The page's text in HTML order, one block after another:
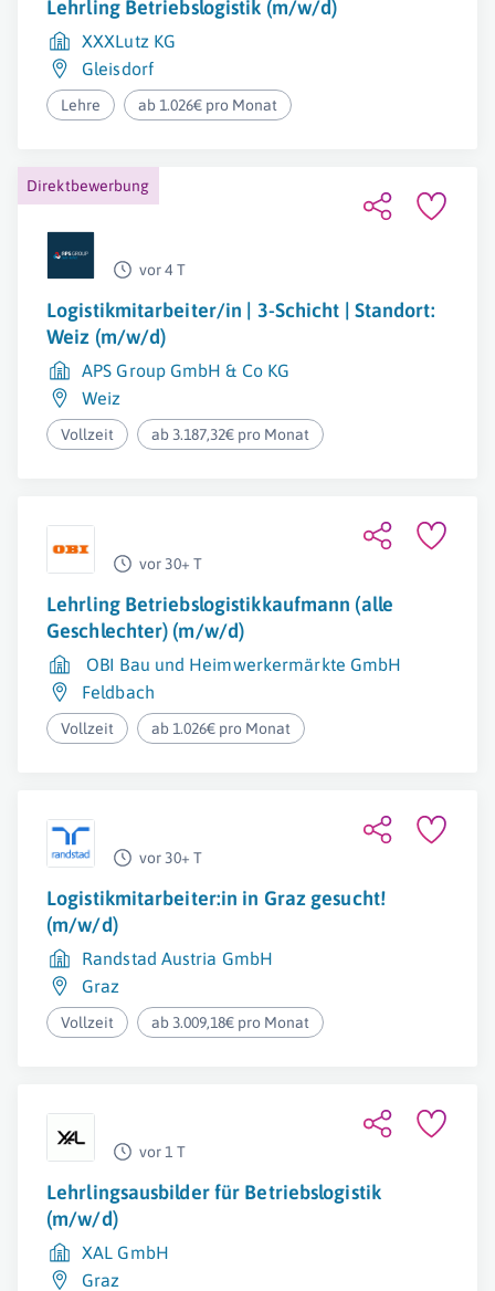
Lehrling Betriebslogistik (m/w/d)
XXXLutz KG
Gleisdorf
Lehre ab 1.026€ pro Monat
Direktbewerbung
vor 4 T
Logistikmitarbeiter/in | 3-Schicht | Standort:
Weiz (m/w/d)
APS Group GmbH & Co KG
Weiz
Vollzeit ab 3.187,32€ pro Monat
vor 30+ T
Lehrling Betriebslogistikkaufmann (alle
Geschlechter) (m/w/d)
OBI Bau und Heimwerkermärkte GmbH
Feldbach
Vollzeit ab 1.026€ pro Monat
vor 30+ T
Logistikmitarbeiter:in in Graz gesucht!
(m/w/d)
Randstad Austria GmbH
Graz
Vollzeit ab 3.009,18€ pro Monat
vor 1 T
Lehrlingsausbilder für Betriebslogistik
(m/w/d)
XAL GmbH
Graz